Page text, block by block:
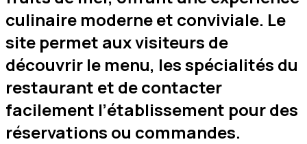
culinaire moderne et conviviale. Le
site permet aux visiteurs de
découvrir le menu, les spécialités du
restaurant et de contacter
facilement l’établissement pour des
réservations ou commandes.